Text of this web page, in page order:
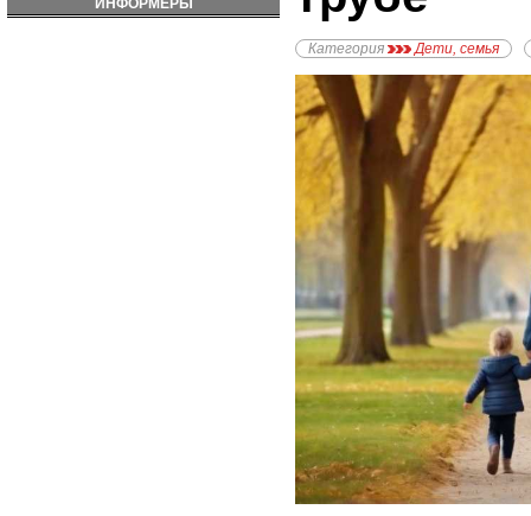
ИНФОРМЕРЫ
Категория Дети, семья